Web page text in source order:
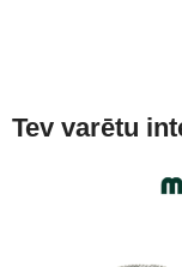
Tev varētu